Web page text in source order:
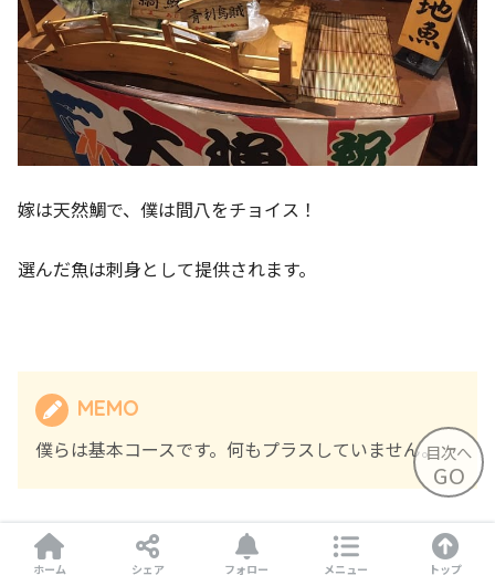
目次へ
GO
嫁は天然鯛で、僕は間八をチョイス！
選んだ魚は刺身として提供されます。
MEMO
僕らは基本コースです。何もプラスしていません。
▼献立（左側）
ホーム シェア フォロー メニュー トップ